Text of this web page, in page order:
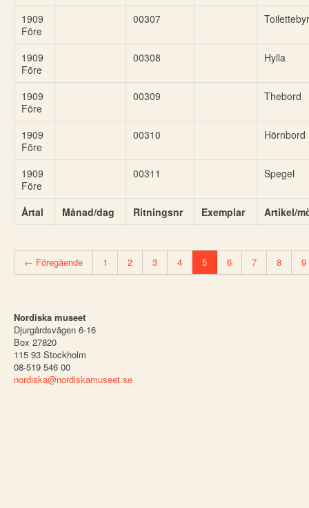
1909
Före
00307
1909
Före
00308 Hylla
1909
Före
00309 Thebord
1909
Före
00310 Hörnbord
1909
Före
00311 Spegel
Årtal Månad/dag Ritningsnr Exemplar Artikel/
← Föregående 1 2 3 4 5 6 7 8 9
Nordiska museet
Djurgårdsvägen 6-16
Box 27820
115 93 Stockholm
08-519 546 00
nordiska@nordiskamuseet.se